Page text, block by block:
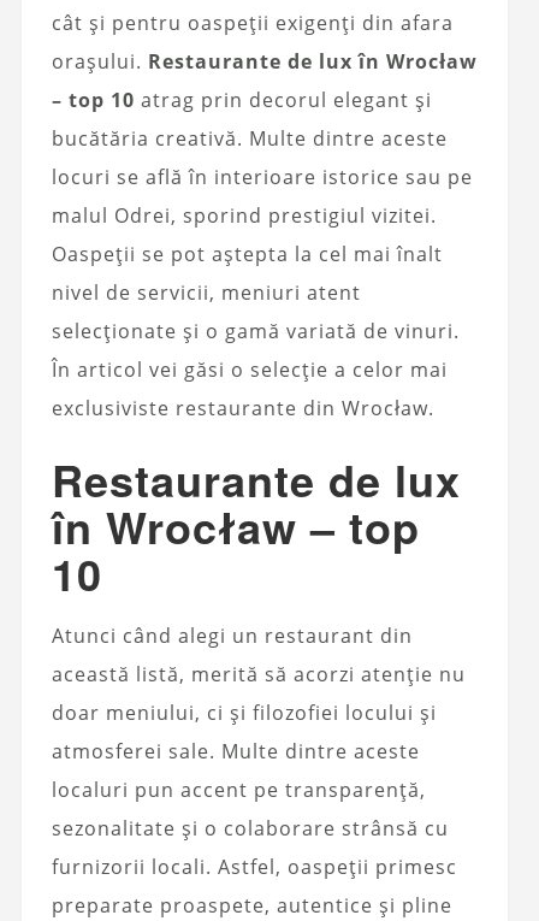
cât și pentru oaspeții exigenți din afara
orașului. Restaurante de lux în Wrocław
– top 10 atrag prin decorul elegant și
bucătăria creativă. Multe dintre aceste
locuri se află în interioare istorice sau pe
malul Odrei, sporind prestigiul vizitei.
Oaspeții se pot aștepta la cel mai înalt
nivel de servicii, meniuri atent
selecționate și o gamă variată de vinuri.
În articol vei găsi o selecție a celor mai
exclusiviste restaurante din Wrocław.
Restaurante de lux
în Wrocław – top
10
Atunci când alegi un restaurant din
această listă, merită să acorzi atenție nu
doar meniului, ci și filozofiei locului și
atmosferei sale. Multe dintre aceste
localuri pun accent pe transparență,
sezonalitate și o colaborare strânsă cu
furnizorii locali. Astfel, oaspeții primesc
preparate proaspete, autentice și pline